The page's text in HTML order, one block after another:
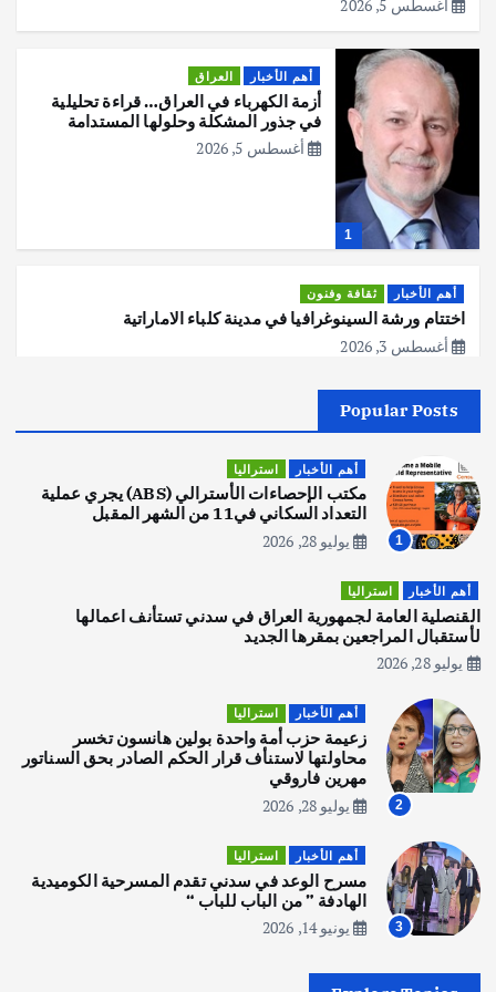
أغسطس 5, 2026
1
أهم الأخبار العراق
أزمة الكهرباء في العراق… قراءة تحليلية
في جذور المشكلة وحلولها المستدامة
أغسطس 5, 2026
أهم الأخبار ثقافة وفنون
اختتام ورشة السينوغرافيا في مدينة كلباء الاماراتية
أغسطس 3, 2026
2
اصبح بطلاً لأستراليا بلعبة كمال الاجسام
يوليو 30, 2026
3
يوليو 30, 2026
4
المقبل
يوليو 28, 2026
أهم الأخبار ثقافة وفنون
انطلاق ورشة التمثيل في مدينة كلباء الاماراتية
أغسطس 5, 2026
Popular Posts
1
أهم الأخبار استراليا
مكتب الإحصاءات الأسترالي (ABS) يجري عملية
التعداد السكاني في11 من الشهر المقبل
يوليو 28, 2026
أهم الأخبار استراليا
القنصلية العامة لجمهورية العراق في سدني تستأنف اعمالها
لأستقبال المراجعين بمقرها الجديد
يوليو 28, 2026
2
أهم الأخبار استراليا
زعيمة حزب أمة واحدة بولين هانسون تخسر
محاولتها لاستنأف قرار الحكم الصادر بحق السناتور
مهرين فاروقي
يوليو 28, 2026
3
أهم الأخبار استراليا
مسرح الوعد في سدني تقدم المسرحية الكوميدية
الهادفة ” من الباب للباب “
يونيو 14, 2026